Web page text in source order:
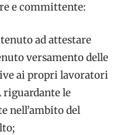
e committente:
tenuto ad attestare
versamento delle
ai propri lavoratori
riguardante le
nell’ambito del